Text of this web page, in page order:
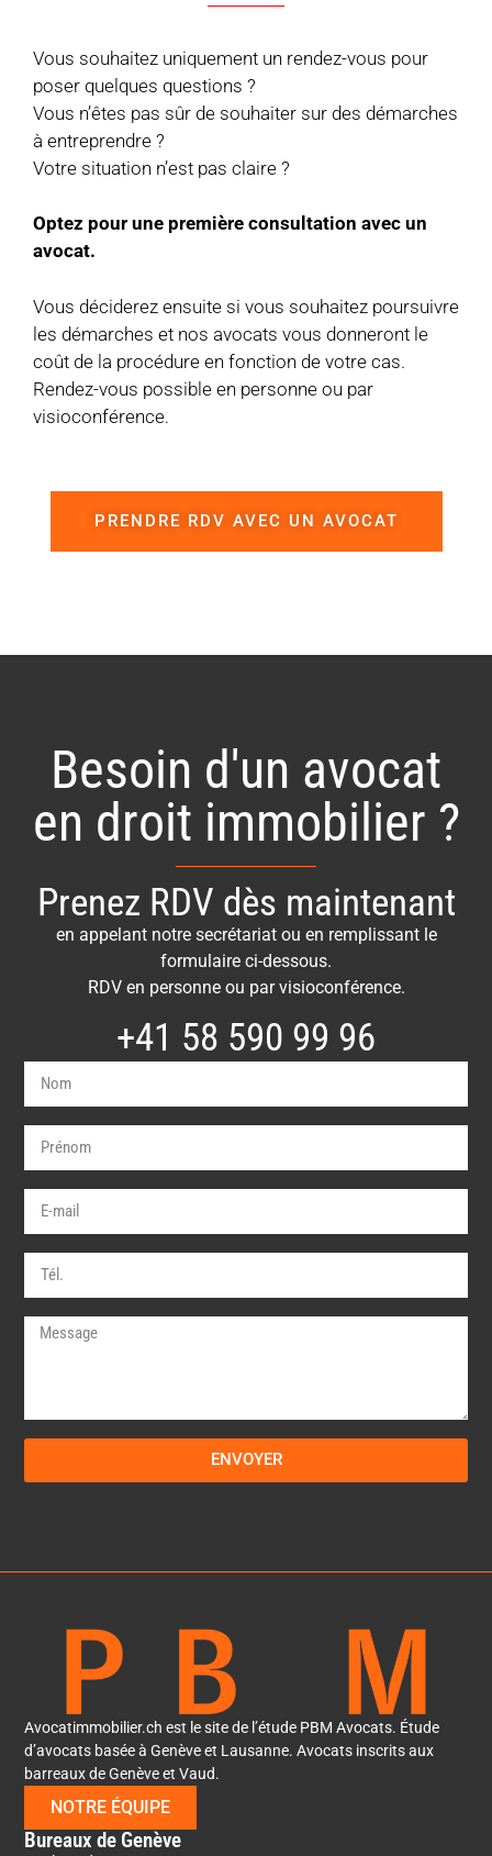
Vous souhaitez uniquement un rendez-vous pour
poser quelques questions ?
Vous n’êtes pas sûr de souhaiter sur des démarches
à entreprendre ?
Votre situation n’est pas claire ?
Optez pour une première consultation avec un
avocat.
Vous déciderez ensuite si vous souhaitez poursuivre
les démarches et nos avocats vous donneront le
coût de la procédure en fonction de votre cas.
Rendez-vous possible en personne ou par
visioconférence.
PRENDRE RDV AVEC UN AVOCAT
Besoin d'un avocat
en droit immobilier ?
Prenez RDV dès maintenant
en appelant notre secrétariat ou en remplissant le
formulaire ci-dessous.
RDV en personne ou par visioconférence.
+41 58 590 99 96
ENVOYER
Avocatimmobilier.ch est le site de l’étude PBM Avocats. Étude
d’avocats basée à Genève et Lausanne. Avocats inscrits aux
barreaux de Genève et Vaud.
NOTRE ÉQUIPE
Bureaux de Genève